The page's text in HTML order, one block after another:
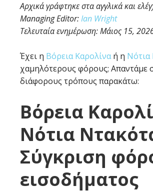
Αρχικά γράφτηκε στα αγγλικά και
Managing Editor:Ian Wright
Τελευταία ενημέρωση:Μάιος 15,
Έχει η Βόρεια Καρολίναή η Νότια
χαμηλότερους φόρους; Απαντάμε
διάφορους τρόπους παρακάτω:
Βόρεια
Νότια
Σύγκριση
εισοδήματος